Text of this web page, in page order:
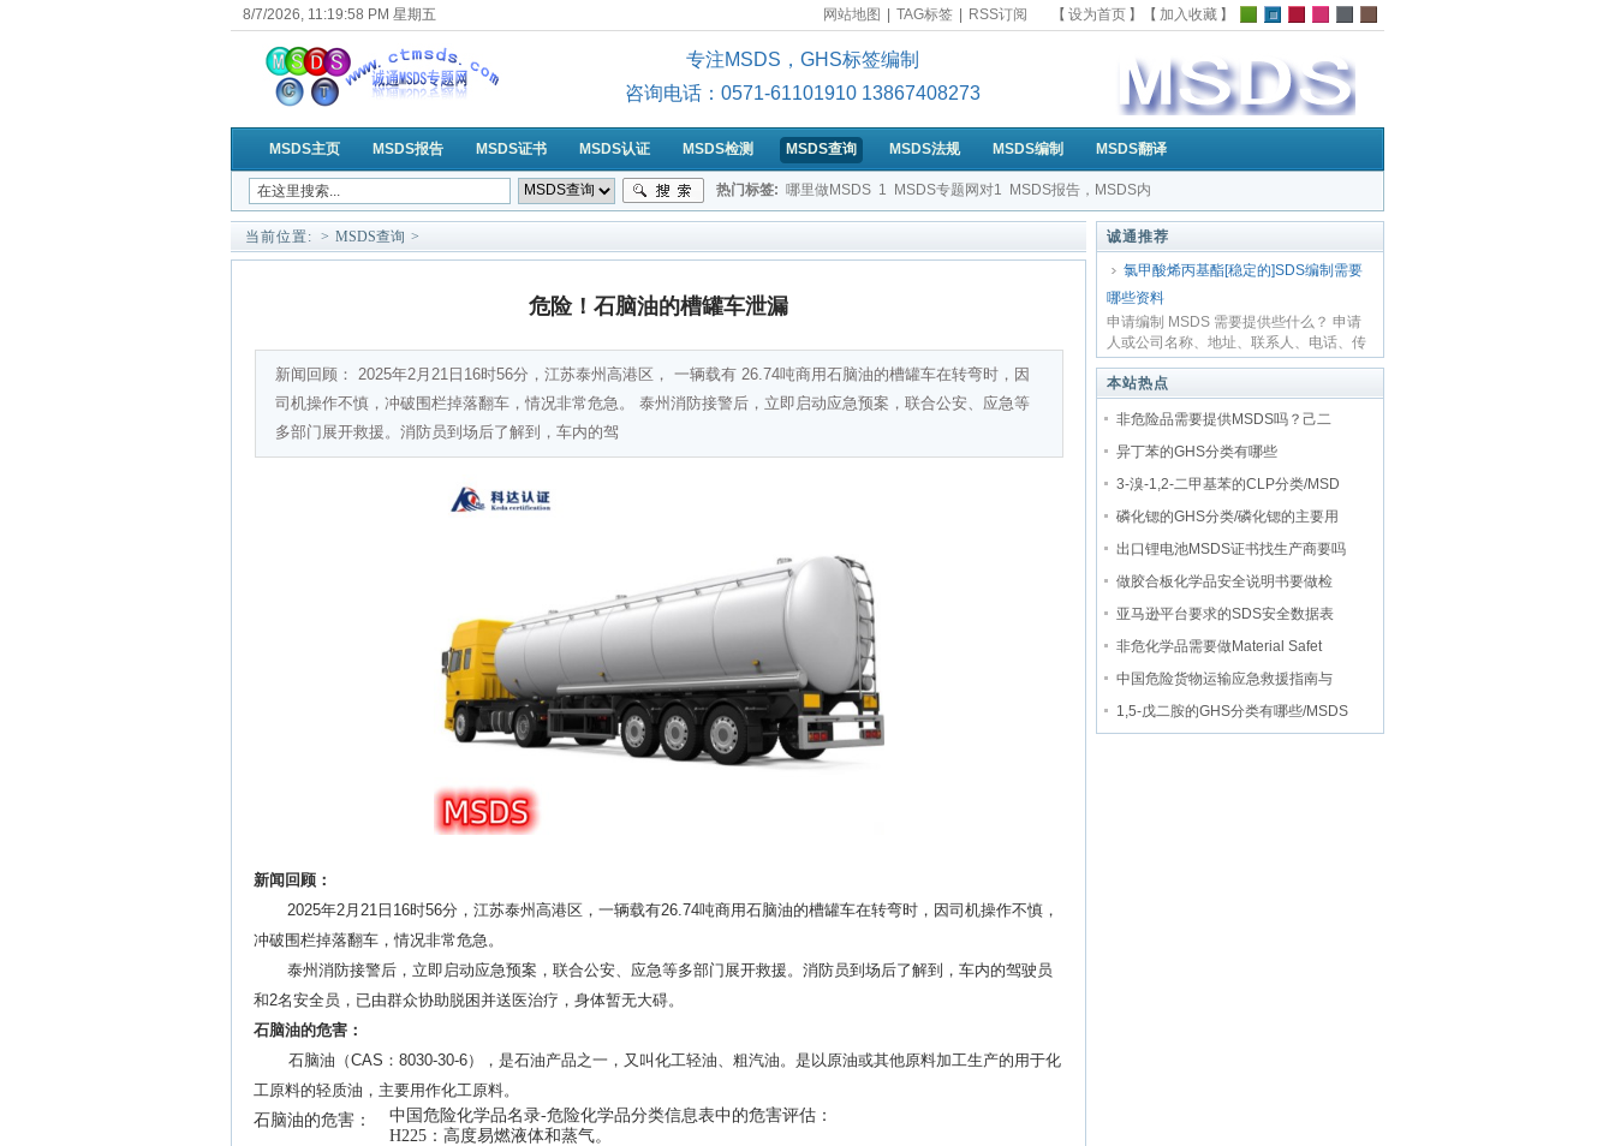
8/7/2026, 11:19:58 PM 星期五 网站地图 TAG标签 RSS订阅 【 设为首页 】【 加入收藏 】
专注MSDS，GHS标签编制
咨询电话：0571-61101910 13867408273
MSDS主页 MSDS报告 MSDS证书 MSDS认证 MSDS检测 MSDS查询 MSDS法规 MSDS编制 MSDS翻译
热门标签: 哪里做MSDS 1 MSDS专题网对1 MSDS报告，MSDS内
提供符合标准的MSDS|
当前位置: > MSDS查询 >
危险！石脑油的槽罐车泄漏
新闻回顾： 2025年2月21日16时56分，江苏泰州高港区， 一辆载有 26.74吨商用石脑油的槽罐车在转弯时，因
司机操作不慎，冲破围栏掉落翻车，情况非常危急。 泰州消防接警后，立即启动应急预案，联合公安、应急等
多部门展开救援。消防员到场后了解到，车内的驾
新闻回顾：
2025年2月21日16时56分，江苏泰州高港区， 一辆载有26.74吨商用石脑油的槽罐车在转弯时，因司机操作不慎，
冲破围栏掉落翻车，情况非常危急。
泰州消防接警后，立即启动应急预案，联合公安、应急等多部门展开救援。消防员到场后了解到，车内的驾驶员
和2名安全员，已由群众协助脱困并送医治疗，身体暂无大碍。
石脑油的危害：
石脑油 （CAS： 8030-30-6），是石油产品之一，又叫化工轻油、粗汽油。是以原油或其他原料加工生产的用于化
工原料的轻质油，主要用作化工原料。
石脑油的危害： 中国危险化学品名录-危险化学品分类信息表中的危害评估：
H225 ： 高度易燃液体和蒸气。
诚通推荐
氯甲酸烯丙基酯[稳定的]SDS编制需要
哪些资料
申请编制 MSDS 需要提供些什么？ 申请
人或公司名称、地址、联系人、电话、传
真、邮箱...
本站热点
非危险品需要提供MSDS吗？己二
异丁苯的GHS分类有哪些
3-溴-1,2-二甲基苯的CLP分类/MSD
磷化锶的GHS分类/磷化锶的主要用
出口锂电池MSDS证书找生产商要吗
做胶合板化学品安全说明书要做检
亚马逊平台要求的SDS安全数据表
非危化学品需要做Material Safet
中国危险货物运输应急救援指南与
1,5-戊二胺的GHS分类有哪些/MSDS